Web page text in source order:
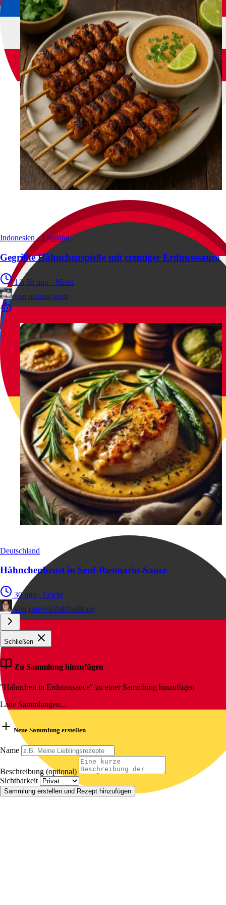
Indonesien · Thailand
Gegrillte Hähnchenspieße mit cremiger Erdnusssauce
1 h 50 min · Mittel
von malsati-team
Deutschland
Hähnchenbrust in Senf-Rosmarin-Sauce
30 min · Leicht
von janesvielfaltfoodblog
Schließen
Zu Sammlung hinzufügen
"Hähnchen in Erdnusssauce" zu einer Sammlung hinzufügen
Lade Sammlungen...
Neue Sammlung erstellen
Name
Beschreibung (optional)
Sichtbarkeit
Sammlung erstellen und Rezept hinzufügen